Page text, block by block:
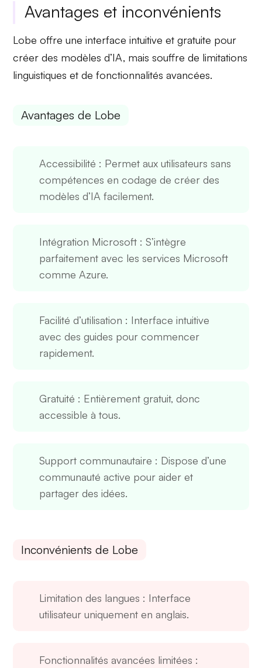
Avantages et inconvénients
Lobe offre une interface intuitive et gratuite pour
créer des modèles d’IA, mais souffre de limitations
linguistiques et de fonctionnalités avancées.
Avantages de Lobe
Accessibilité : Permet aux utilisateurs sans
compétences en codage de créer des
modèles d’IA facilement.
Intégration Microsoft : S’intègre
parfaitement avec les services Microsoft
comme Azure.
Facilité d’utilisation : Interface intuitive
avec des guides pour commencer
rapidement.
Gratuité : Entièrement gratuit, donc
accessible à tous.
Support communautaire : Dispose d’une
communauté active pour aider et
partager des idées.
Inconvénients de Lobe
Limitation des langues : Interface
utilisateur uniquement en anglais.
Fonctionnalités avancées limitées :